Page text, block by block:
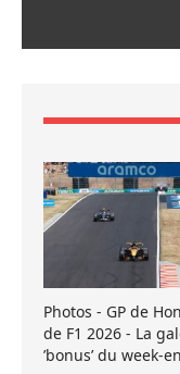
Photos - GP de
de F1 2026 - La
’bonus’ du week-